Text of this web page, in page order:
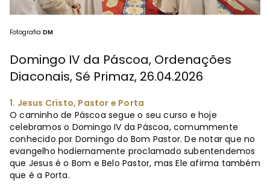
Fotografia DM
Domingo IV da Páscoa, Ordenações
Diaconais, Sé Primaz, 26.04.2026
1. Jesus Cristo, Pastor e Porta
O caminho de Páscoa segue o seu curso e hoje
celebramos o Domingo IV da Páscoa, comummente
conhecido por Domingo do Bom Pastor. De notar que no
evangelho hodiernamente proclamado subentendemos
que Jesus é o Bom e Belo Pastor, mas Ele afirma também
que é a Porta.